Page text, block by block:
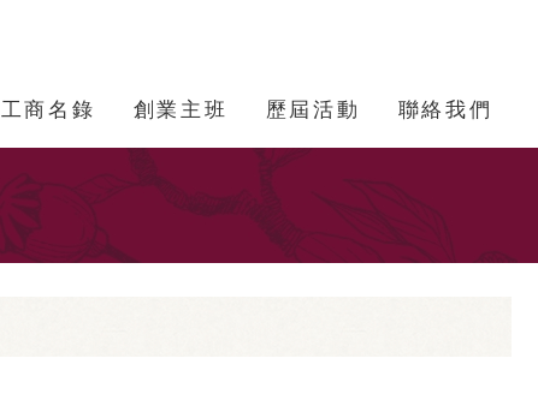
工商名錄 創業主班 歷屆活動 聯絡我們